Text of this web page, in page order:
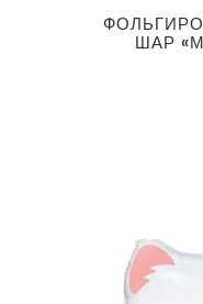
ШАР